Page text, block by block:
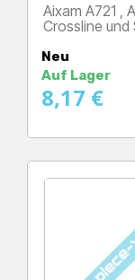
Aixam A721 ,
Crossline und
Neu
Auf Lager
8,17 €